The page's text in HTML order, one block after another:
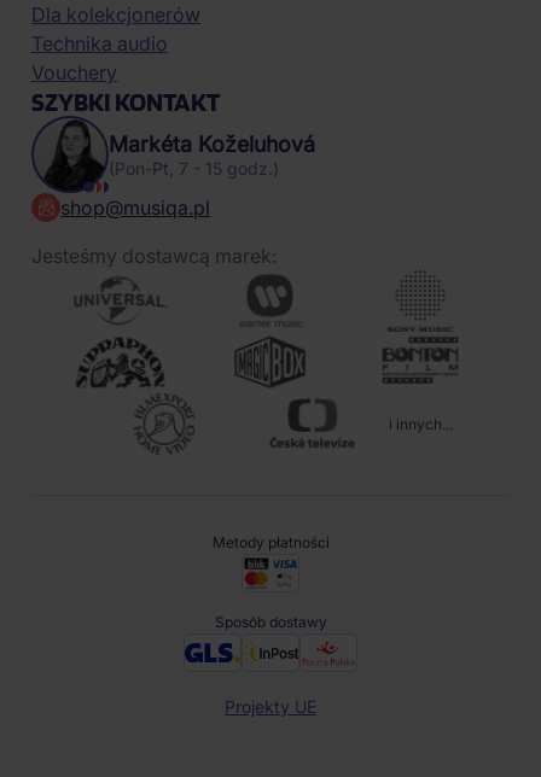
Dla kolekcjonerów
Technika audio
Vouchery
SZYBKI KONTAKT
Markéta Koželuhová
(Pon-Pt, 7 - 15 godz.)
shop@musiqa.pl
Jesteśmy dostawcą marek:
i innych...
Metody płatności
Sposób dostawy
Projekty UE